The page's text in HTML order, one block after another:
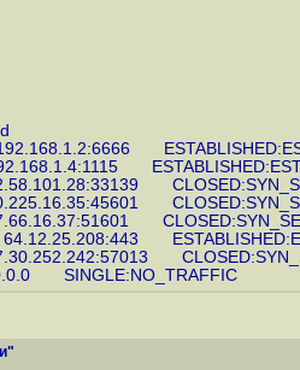
64.12.25.208:443
SINGLE:NO_TRAFFIC